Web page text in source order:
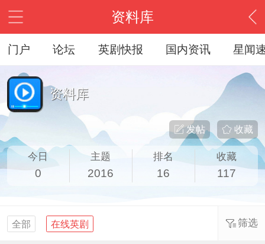
资料库
门户 论坛 英剧快报 国内资讯 星闻
资料库
收藏
发帖
今日
0
主题
2016
排名
16
收藏
117
全部 在线英剧 筛选